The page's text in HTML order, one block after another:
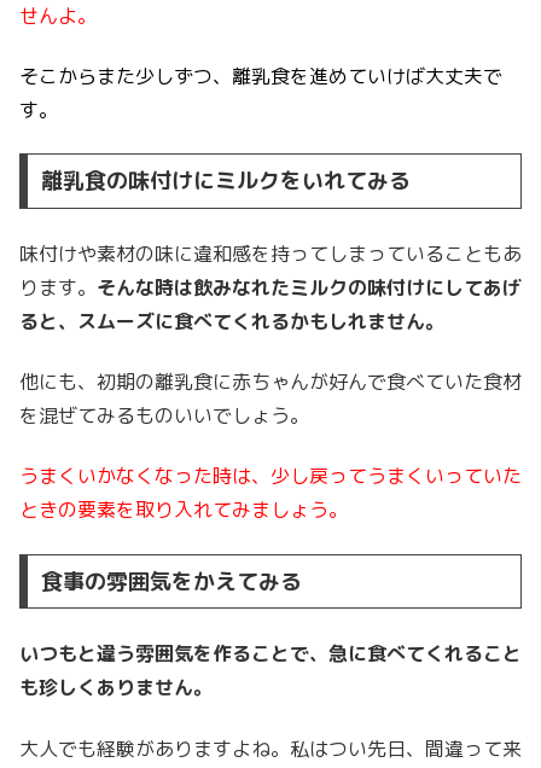
せんよ。
そこからまた少しずつ、離乳食を進めていけば大丈夫で
す。
離乳食の味付けにミルクをいれてみる
味付けや素材の味に違和感を持ってしまっていることもあ
ります。 そんな時は飲みなれたミルクの味付けにしてあげ
ると、スムーズに食べてくれるかもしれません。
他にも、初期の離乳食に赤ちゃんが好んで食べていた食材
を混ぜてみるものいいでしょう。
うまくいかなくなった時は、少し戻ってうまくいっていた
ときの要素を取り入れてみましょう。
食事の雰囲気をかえてみる
いつもと違う雰囲気を作ることで、急に食べてくれること
も珍しくありません。
大人でも経験がありますよね。私はつい先日、間違って来